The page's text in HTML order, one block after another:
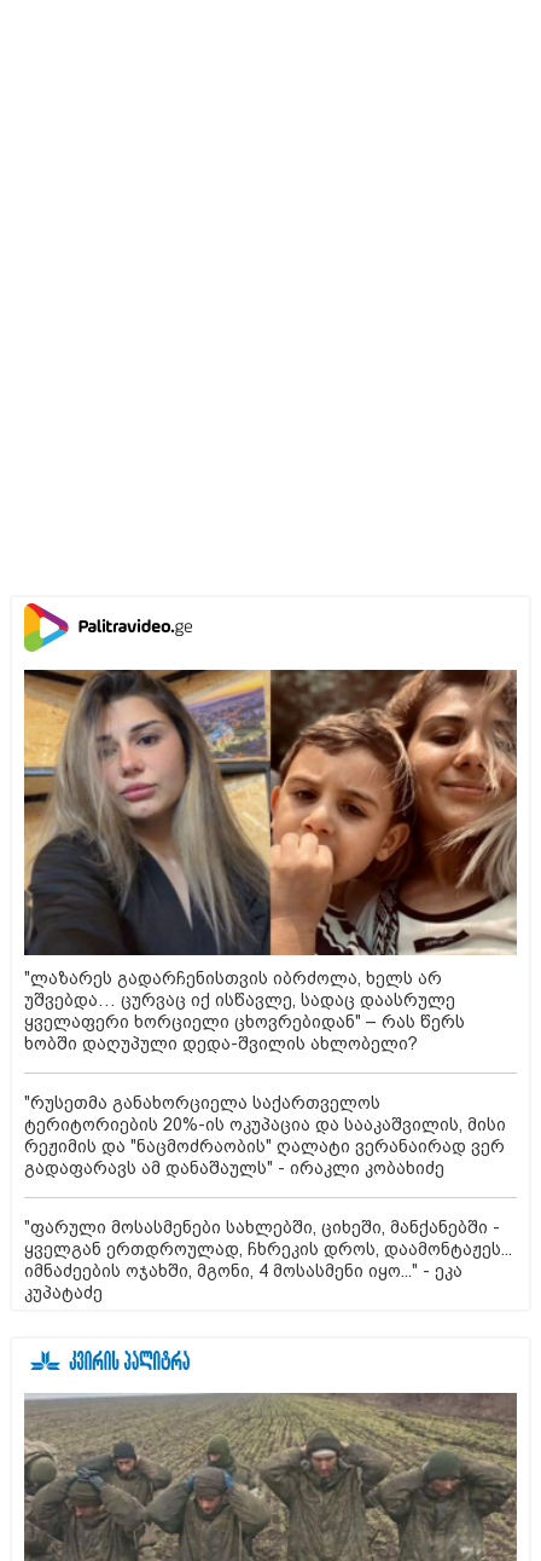
"ლაზარეს გადარჩენისთვის იბრძოლა, ხელს არ
უშვებდა… ცურვაც იქ ისწავლე, სადაც დაასრულე
ყველაფერი ხორციელი ცხოვრებიდან" – რას წერს
ხობში დაღუპული დედა-შვილის ახლობელი?
"რუსეთმა განახორციელა საქართველოს
ტერიტორიების 20%-ის ოკუპაცია და სააკაშვილის, მისი
რეჟიმის და "ნაცმოძრაობის" ღალატი ვერანაირად ვერ
გადაფარავს ამ დანაშაულს" - ირაკლი კობახიძე
"ფარული მოსასმენები სახლებში, ციხეში, მანქანებში -
ყველგან ერთდროულად, ჩხრეკის დროს, დაამონტაჟეს...
იმნაძეების ოჯახში, მგონი, 4 მოსასმენი იყო..." - ეკა
კუპატაძე